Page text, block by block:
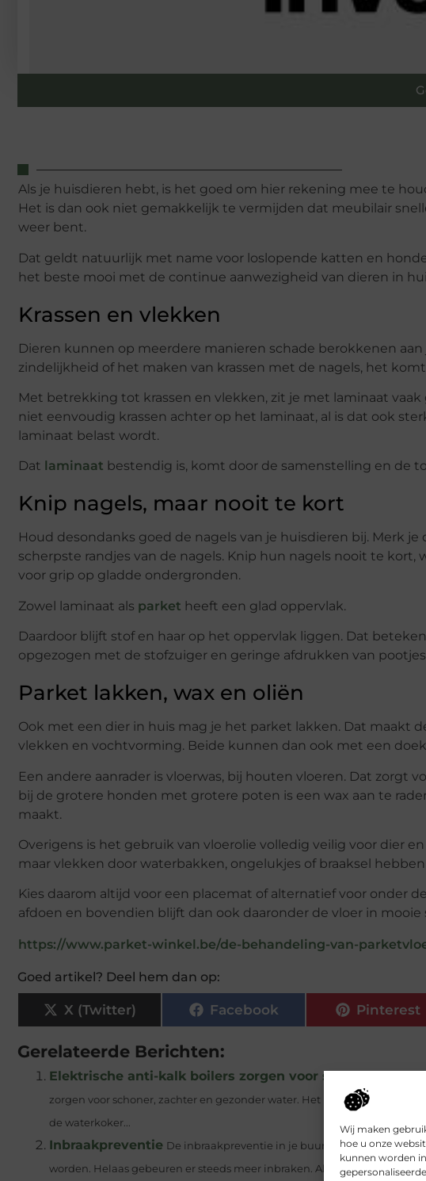
Wij maken
hoe u onze
kunnen worden
Als je huisdieren hebt, is het goed om hier rekening mee te
Het is dan ook niet gemakkelijk te vermijden dat meubilair
weer bent.
Dat geldt natuurlijk met name voor loslopende katten en
het beste mooi met de continue aanwezigheid van dieren in
Krassen en vlekken
Dieren kunnen op meerdere manieren schade berokkenen
zindelijkheid of het maken van krassen met de nagels, het
Met betrekking tot krassen en vlekken, zit je met laminaat
niet eenvoudig krassen achter op het laminaat, al is dat ook
laminaat belast wordt.
Dat laminaat bestendig is, komt door de samenstelling en de
Knip nagels, maar nooit te kort
Houd desondanks goed de nagels van je huisdieren bij. Merk
scherpste randjes van de nagels. Knip hun nagels nooit te
voor grip op gladde ondergronden.
Zowel laminaat als parket heeft een glad oppervlak.
Daardoor blijft stof en haar op het oppervlak liggen. Dat
opgezogen met de stofzuiger en geringe afdrukken van
Parket lakken, wax en oliën
Ook met een dier in huis mag je het parket lakken. Dat maakt
vlekken en vochtvorming. Beide kunnen dan ook met een
Een andere aanrader is vloerwas, bij houten vloeren. Dat zorgt
bij de grotere honden met grotere poten is een wax aan te
maakt.
Overigens is het gebruik van vloerolie volledig veilig voor dier
maar vlekken door waterbakken, ongelukjes of braaksel
Kies daarom altijd voor een placemat of alternatief voor onder
afdoen en bovendien blijft dan ook daaronder de vloer in mooie
https://www.parket-winkel.be/de-behandeling-van-
Goed artikel? Deel hem dan op:
X (Twitter) Facebook Pinterest
Gerelateerde Berichten:
Elektrische anti-kalk boilers zorgen voor schoner,
zorgen voor schoner, zachter en gezonder water. Het komt je vast
de waterkoker...
Inbraakpreventie De inbraakpreventie in je buurt is erg belangrijk.
worden. Helaas gebeuren er steeds meer inbraken. Als...